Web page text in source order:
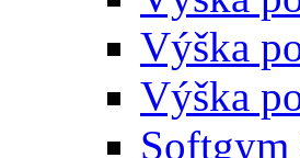
Výška
Výška